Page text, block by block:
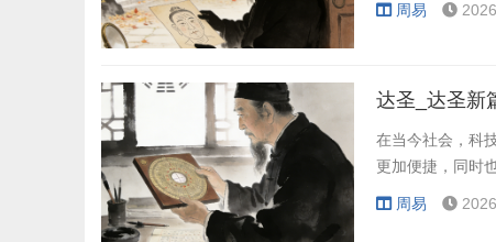
周易
达圣_达圣新
在当今社会，科
更加便捷，同时
周易